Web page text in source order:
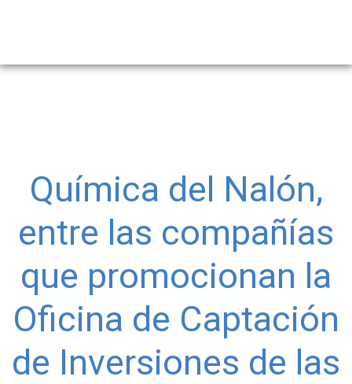
Química del Nalón,
entre las compañías
que promocionan la
Oficina de Captación
de Inversiones de las